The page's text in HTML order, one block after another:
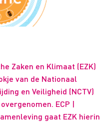
Zaken en Klimaat (EZK)
van de Nationaal
en Veiligheid (NCTV)
ECP |
gaat EZK hierin